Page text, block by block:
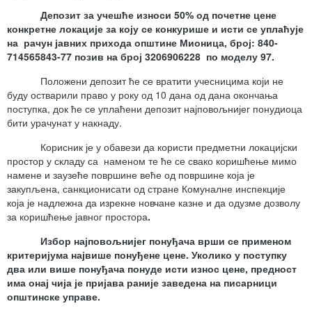
Депозит за учешће износи 50% од почетне цене
конкретне локације за коју се конкурише и исти се уплаћује
на рачун јавних прихода општине Мионица, број: 840-
714565843-77 позив на број 3206906228 по моделу 97.
Положени депозит ће се вратити учесницима који не
буду остварили право у року од 10 дана од дана окончања
поступка, док ће се уплаћени депозит најповољнијег понудиоца
бити урачунат у накнаду.
Корисник је у обавези да користи предметни локацијски
простор у складу са наменом те ће се свако коришћење мимо
намене и заузеће површине веће од површине која је
закупљена, санкционисати од стране Комуналне инспекције
која је надлежна да изрекне новчане казне и да одузме дозволу
за коришћење јавног простора.
Избор најповољнијег понуђача врши се применом
критеријума највише понуђене цене. Уколико у поступку
два или више понуђача понуде исти износ цене, предност
има онај чија је пријава раније заведена на писарници
општинске управе.